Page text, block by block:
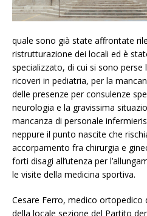
quale sono già state affrontate
ristrutturazione dei locali ed è
specializzato, di cui si sono perse
ricoveri in pediatria, per la
delle presenze per consulenze
neurologia e la gravissima
mancanza di personale
neppure il punto nascite che
accorpamento fra chirurgia e
forti disagi all’utenza per
le visite della medicina sportiva.
Cesare Ferro, medico ortopedico
della locale sezione del Partito